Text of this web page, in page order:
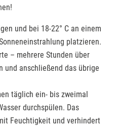
und bei 18-22° C an einem
platzieren.
– mehrere Stunden über
und anschließend das übrige
täglich ein- bis zweimal
durchspülen. Das
Feuchtigkeit und verhindert